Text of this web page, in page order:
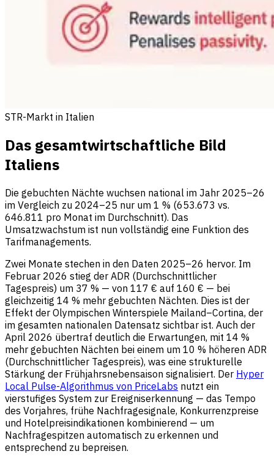
STR-Markt in Italien
Das gesamtwirtschaftliche Bild
Italiens
Die gebuchten Nächte wuchsen national im Jahr 2025–26
im Vergleich zu 2024–25 nur um 1 % (653.673 vs.
646.811 pro Monat im Durchschnitt). Das
Umsatzwachstum ist nun vollständig eine Funktion des
Tarifmanagements.
Zwei Monate stechen in den Daten 2025–26 hervor. Im
Februar 2026 stieg der ADR (Durchschnittlicher
Tagespreis) um 37 % — von 117 € auf 160 € — bei
gleichzeitig 14 % mehr gebuchten Nächten. Dies ist der
Effekt der Olympischen Winterspiele Mailand–Cortina, der
im gesamten nationalen Datensatz sichtbar ist. Auch der
April 2026 übertraf deutlich die Erwartungen, mit 14 %
mehr gebuchten Nächten bei einem um 10 % höheren ADR
(Durchschnittlicher Tagespreis), was eine strukturelle
Stärkung der Frühjahrsnebensaison signalisiert. Der Hyper
Local Pulse-Algorithmus von PriceLabs nutzt ein
vierstufiges System zur Ereigniserkennung — das Tempo
des Vorjahres, frühe Nachfragesignale, Konkurrenzpreise
und Hotelpreisindikationen kombinierend — um
Nachfragespitzen automatisch zu erkennen und
entsprechend zu bepreisen.